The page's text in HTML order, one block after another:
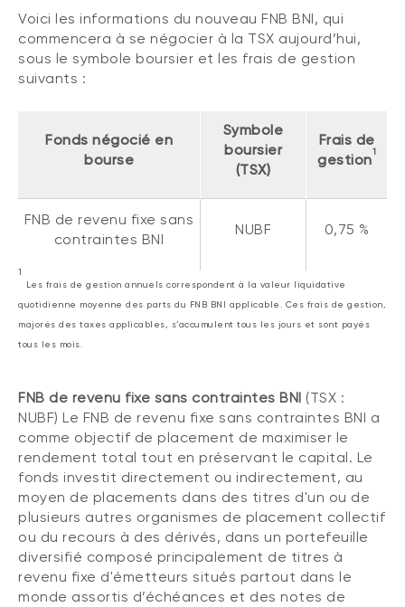
SOLUTIONS DE LIQUIDITÉ
Compte Surintérêt Altamira BNI
CPG à taux fixe
CATÉGORIES D'ACTIFS
Fonds équilibré
Marché monétaire
Alternatif
Voici les informations du nouveau FNB BNI, qui
commencera à se négocier à la TSX aujourd’hui,
sous le symbole boursier et les frais de gestion
suivants :
Fonds négocié en
bourse
Symbole
boursier
(TSX)
Frais de
gestion1
FNB de revenu fixe sans
contraintes BNI
NUBF 0,75 %
1
Les frais de gestion annuels correspondent à la valeur liquidative
quotidienne moyenne des parts du FNB BNI applicable. Ces frais de gestion,
majorés des taxes applicables, s’accumulent tous les jours et sont payés
tous les mois.
FNB de revenu fixe sans contraintes BNI (TSX :
NUBF) Le FNB de revenu fixe sans contraintes BNI a
comme objectif de placement de maximiser le
rendement total tout en préservant le capital. Le
fonds investit directement ou indirectement, au
moyen de placements dans des titres d'un ou de
plusieurs autres organismes de placement collectif
ou du recours à des dérivés, dans un portefeuille
diversifié composé principalement de titres à
revenu fixe d'émetteurs situés partout dans le
monde assortis d’échéances et des notes de